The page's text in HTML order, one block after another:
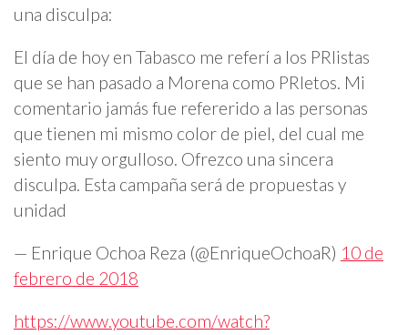
una disculpa:
El día de hoy en Tabasco me referí a los PRIistas
que se han pasado a Morena como PRIetos. Mi
comentario jamás fue refererido a las personas
que tienen mi mismo color de piel, del cual me
siento muy orgulloso. Ofrezco una sincera
disculpa. Esta campaña será de propuestas y
unidad
— Enrique Ochoa Reza (@EnriqueOchoaR) 10 de
febrero de 2018
https://www.youtube.com/watch?